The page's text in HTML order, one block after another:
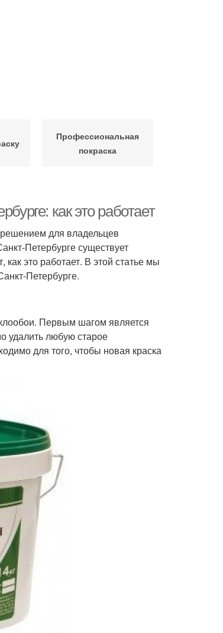
Профессиональная
покраска
как это работает
для владельцев
Петербурге существует
это работает. В этой статье мы
Петербурге.
Первым шагом является
удалить любую старое
для того, чтобы новая краска